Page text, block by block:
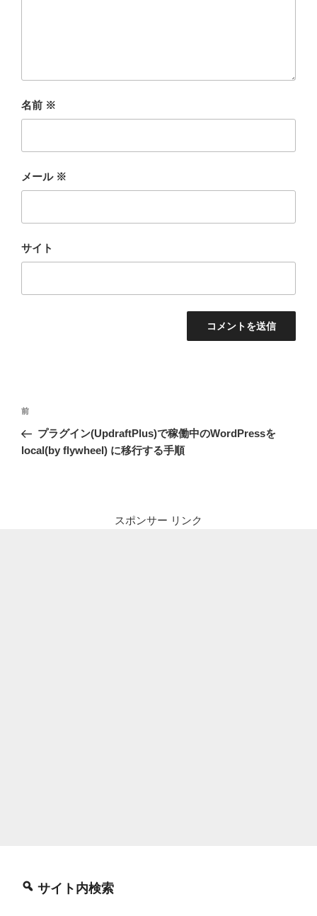
名前 ※
メール ※
サイト
投
ナ
前
の
投
前
プラグイン(UpdraftPlus)で稼働中のWordPressを
local(by flywheel) に移行する手順
スポンサー リンク
サイト内検索